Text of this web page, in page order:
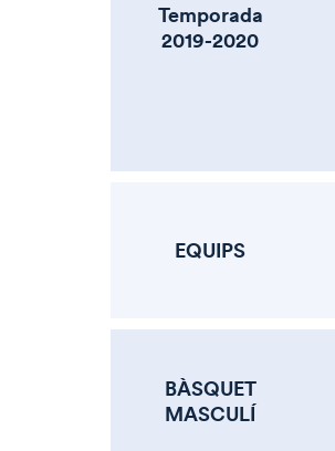
Temporada
2019-2020
EQUIPS
BÀSQUET
MASCULÍ